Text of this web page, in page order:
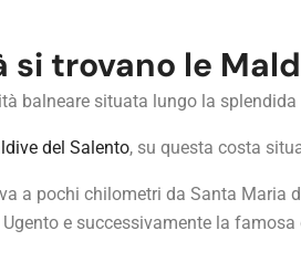
si trovano le
balneare situata lungo la
del Salento, su questa costa
a pochi chilometri da Santa Maria
e successivamente la